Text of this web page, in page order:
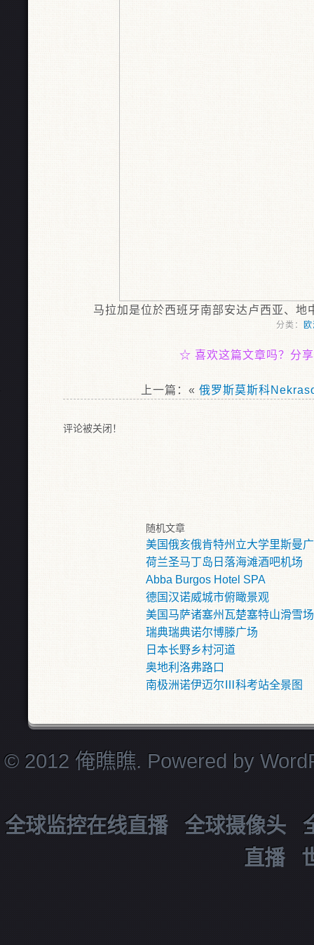
马拉加是位於西班牙南部安达卢西亚、
分类：
☆ 喜欢这篇文章吗？分
上一篇：« 俄罗斯莫斯科
评论被关闭！
随机文章
美国俄亥俄肯特州立大学里斯曼
荷兰圣马丁岛日落海滩酒吧机场
Abba Burgos Hotel SPA
德国汉诺威城市俯瞰景观
美国马萨诸塞州瓦楚塞特山滑雪场
瑞典瑞典诺尔博滕广场
日本长野乡村河道
奥地利洛弗路口
南极洲诺伊迈尔Ⅲ科考站全景图
© 2012 俺瞧瞧. Powered by
全球监控在线直播 全球摄像头
直播